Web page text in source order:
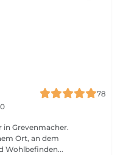
78
in Grevenmacher.
Wohlbefinden...